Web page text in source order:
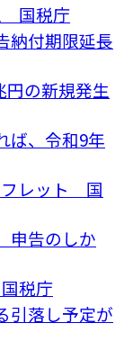
国税庁
納付期限延長
円の新規発生
ば、令和9年
フレット 国
申告のしか
税庁
引落し予定が